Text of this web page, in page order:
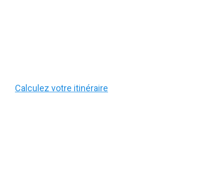
Calculez votre itinéraire